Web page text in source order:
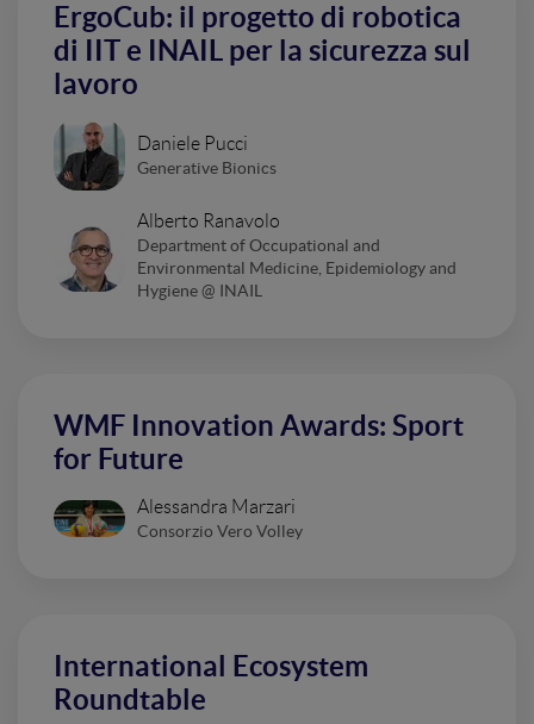
ErgoCub: il progetto di robotica
di IIT e INAIL per la sicurezza sul
lavoro
Daniele Pucci
Generative Bionics
Alberto Ranavolo
Department of Occupational and
Environmental Medicine, Epidemiology and
Hygiene @ INAIL
WMF Innovation Awards: Sport
for Future
Alessandra Marzari
Consorzio Vero Volley
International Ecosystem
Roundtable